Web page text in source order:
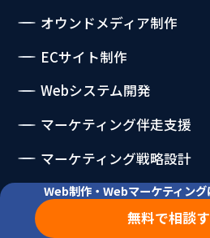
Web制作・Webマーケティン
無料で相談
オウンドメディア制作
ECサイト制作
Webシステム開発
マーケティング伴走支援
マーケティング戦略設計
SEO伴走支援
SEO記事制作代行